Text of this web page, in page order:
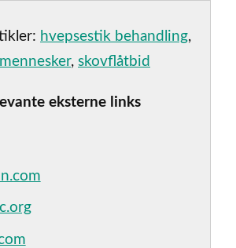
hvepsestik behandling,
, skovflåtbid
eksterne links